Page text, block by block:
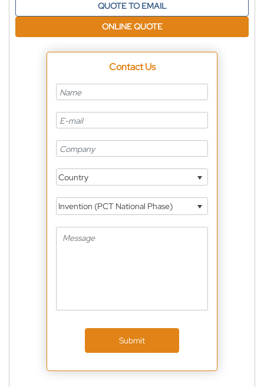
QUOTE TO EMAIL
ONLINE QUOTE
Contact Us
Country
Invention (PCT National Phase)
Submit